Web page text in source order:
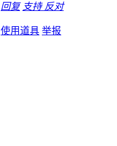
回复 支持 反对
使用道具 举报